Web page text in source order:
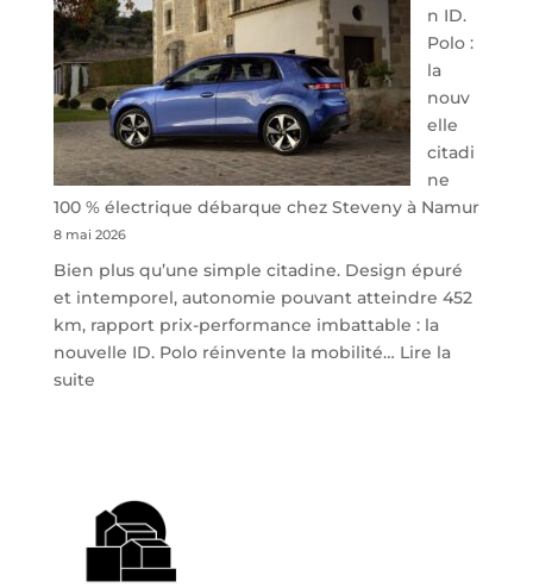
n ID.
Polo :
la
nouv
elle
citadi
ne
100 % électrique débarque chez Steveny à Namur
8 mai 2026
Bien plus qu’une simple citadine. Design épuré
et intemporel, autonomie pouvant atteindre 452
km, rapport prix-performance imbattable : la
nouvelle ID. Polo réinvente la mobilité… Lire la
suite:
la
nouvelle
citadine